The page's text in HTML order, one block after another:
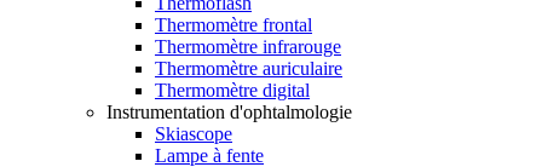
Thermomètre frontal
Thermomètre infrarouge
Thermomètre auriculaire
Thermomètre digital
Instrumentation d'ophtalmologie
Skiascope
Lampe à fente